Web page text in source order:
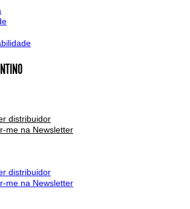
distribuidor
me na Newsletter
distribuidor
me na Newsletter